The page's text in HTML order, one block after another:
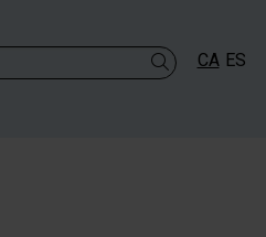
CA ES
Cercar